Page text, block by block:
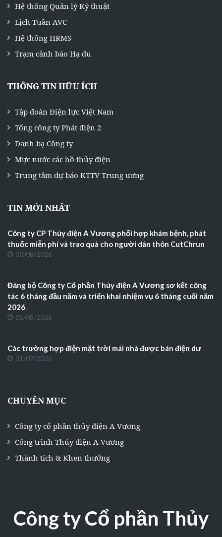
Hệ thống Quản lý Kỹ thuật
Lịch Tuần AVC
Hệ thống HRMS
Trạm cảnh báo Hạ du
THÔNG TIN HỮU ÍCH
Tập đoàn Điện lực Việt Nam
Tổng công ty Phát điện 2
Danh bạ Công ty
Mực nước các hồ thủy điện
Trung tâm dự báo KTTV Trung ương
TIN MỚI NHẤT
Công ty CP Thủy điện A Vương phối hợp khám bệnh, phát
thuốc miễn phí và trao quà cho người dân thôn CutChrun
08/08/2026
Đảng bộ Công ty Cổ phần Thủy điện A Vương sơ kết công
tác 6 tháng đầu năm và triển khai nhiệm vụ 6 tháng cuối năm
2026
05/08/2026
Các trường hợp điện mặt trời mái nhà được bán điện dư
31/07/2026
CHUYÊN MỤC
Công ty cổ phần thủy điện A Vương
Công trình Thủy điện A Vương
Thành tích & Khen thưởng
Công ty Cổ phần Thủy